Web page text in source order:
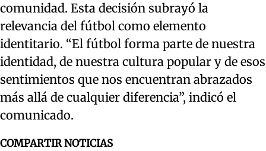
comunidad. Esta decisión subrayó la
relevancia del fútbol como elemento
identitario. “El fútbol forma parte de nuestra
identidad, de nuestra cultura popular y de esos
sentimientos que nos encuentran abrazados
más allá de cualquier diferencia”, indicó el
comunicado.
COMPARTIR NOTICIAS